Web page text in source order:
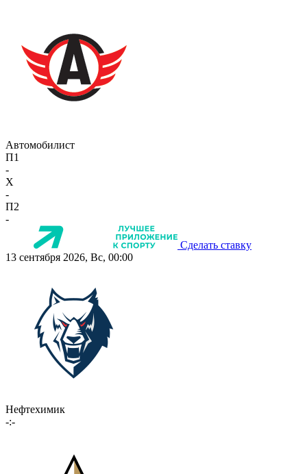
Автомобилист
П1
-
X
-
П2
-
Сделать ставку
13 сентября 2026, Вс, 00:00
Нефтехимик
-:-